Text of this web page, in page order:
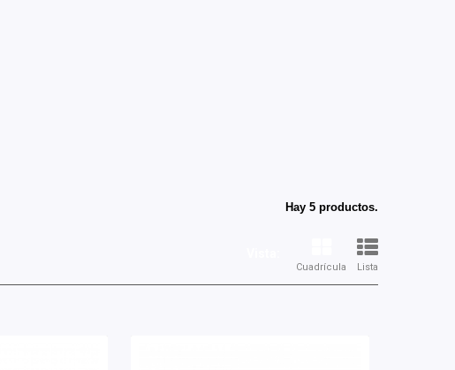
Hay 5 productos.
Cuadrícula Lista